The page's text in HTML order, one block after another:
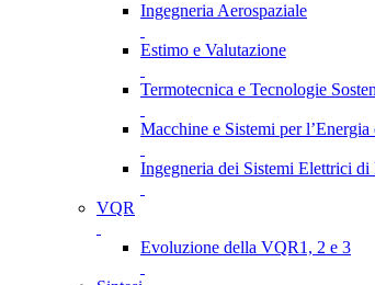
Ingegneria Aerospaziale
Estimo e Valutazione
Termotecnica e Tecnologie
Macchine e Sistemi per l’Energia
Ingegneria dei Sistemi Elettrici di
VQR
Evoluzione della VQR1, 2 e 3